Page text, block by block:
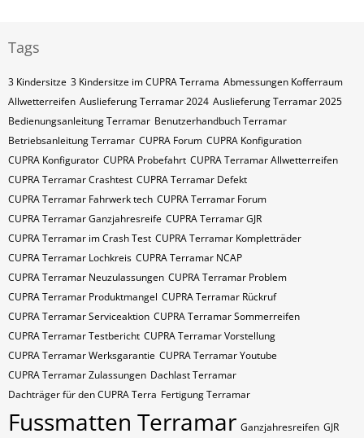
Tags
3 Kindersitze 3 Kindersitze im CUPRA Terrama Abmessungen Kofferraum
Allwetterreifen Auslieferung Terramar 2024 Auslieferung Terramar 2025
Bedienungsanleitung Terramar Benutzerhandbuch Terramar
Betriebsanleitung Terramar CUPRA Forum CUPRA Konfiguration
CUPRA Konfigurator CUPRA Probefahrt CUPRA Terramar Allwetterreifen
CUPRA Terramar Crashtest CUPRA Terramar Defekt
CUPRA Terramar Fahrwerk tech CUPRA Terramar Forum
CUPRA Terramar Ganzjahresreife CUPRA Terramar GJR
CUPRA Terramar im Crash Test CUPRA Terramar Kompletträder
CUPRA Terramar Lochkreis CUPRA Terramar NCAP
CUPRA Terramar Neuzulassungen CUPRA Terramar Problem
CUPRA Terramar Produktmangel CUPRA Terramar Rückruf
CUPRA Terramar Serviceaktion CUPRA Terramar Sommerreifen
CUPRA Terramar Testbericht CUPRA Terramar Vorstellung
CUPRA Terramar Werksgarantie CUPRA Terramar Youtube
CUPRA Terramar Zulassungen Dachlast Terramar
Dachträger für den CUPRA Terra Fertigung Terramar
Fussmatten Terramar Ganzjahresreifen GJR